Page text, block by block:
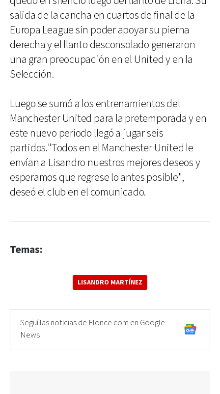
salida de la cancha en cuartos de final de la
Europa League sin poder apoyar su pierna
derecha y el llanto desconsolado generaron
una gran preocupación en el United y en la
Selección.
Luego se sumó a los entrenamientos del
Manchester United para la pretemporada y en
este nuevo período llegó a jugar seis
partidos."Todos en el Manchester United le
envían a Lisandro nuestros mejores deseos y
esperamos que regrese lo antes posible",
deseó el club en el comunicado.
Temas:
LISANDRO MARTÍNEZ
Seguí las noticias de Elonce.com en Google
News